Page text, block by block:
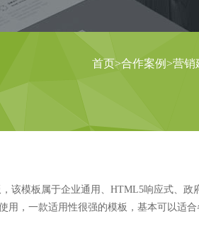
首页>合作案例>营销
该模板属于企业通用、HTML5响应式、政
用，一款适用性很强的模板，基本可以适合